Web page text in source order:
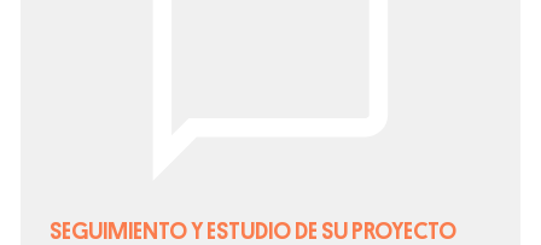
SEGUIMIENTO Y ESTUDIO DE SU PROYECTO